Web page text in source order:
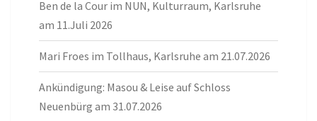
Ben de la Cour im NUN, Kulturraum, Karlsruhe
am 11.Juli 2026
Mari Froes im Tollhaus, Karlsruhe am 21.07.2026
Ankündigung: Masou & Leise auf Schloss
Neuenbürg am 31.07.2026